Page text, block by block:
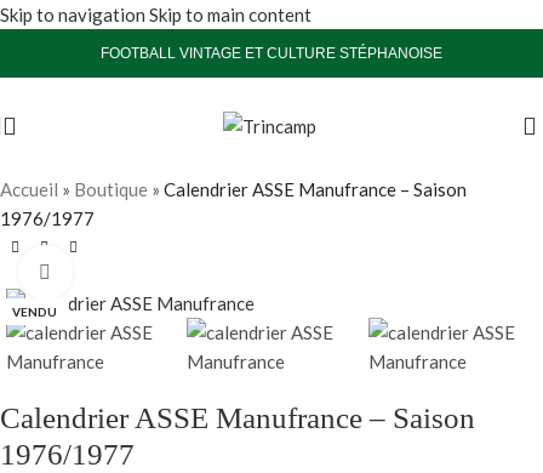
Skip to navigation Skip to main content
FOOTBALL VINTAGE ET CULTURE STÉPHANOISE
Accueil » Boutique » Calendrier ASSE Manufrance – Saison
1976/1977
VENDU
Calendrier ASSE Manufrance – Saison
1976/1977